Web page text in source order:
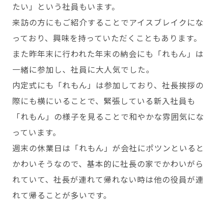
たい」という社員もいます。
来訪の方にもご紹介することでアイスブレイクにな
っており、興味を持っていただくこともあります。
また昨年末に行われた年末の納会にも「れもん」は
一緒に参加し、社員に大人気でした。
内定式にも「れもん」は参加しており、社長挨拶の
際にも横にいることで、緊張している新入社員も
「れもん」の様子を見ることで和やかな雰囲気にな
っています。
週末の休業日は「れもん」が会社にポツンといると
かわいそうなので、基本的に社長の家でかわいがら
れていて、社長が連れて帰れない時は他の役員が連
れて帰ることが多いです。